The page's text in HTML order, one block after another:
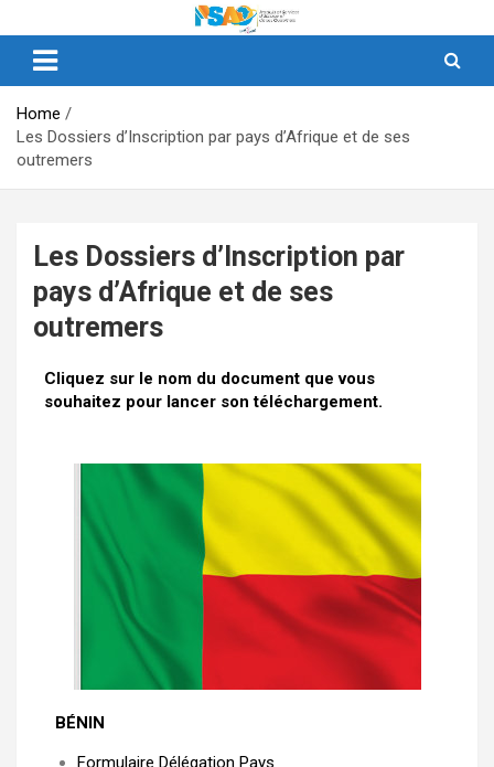
PSAO – Produits et Services
d’Afrique et de ses Outremers
Produits et Services d’Afrique et de ses Outremers
Home
Les Dossiers d’Inscription par pays d’Afrique et de ses
outremers
Les Dossiers d’Inscription par
pays d’Afrique et de ses
outremers
Cliquez sur le nom du document que vous
souhaitez pour lancer son téléchargement.
BÉNIN
Formulaire Délégation Pays